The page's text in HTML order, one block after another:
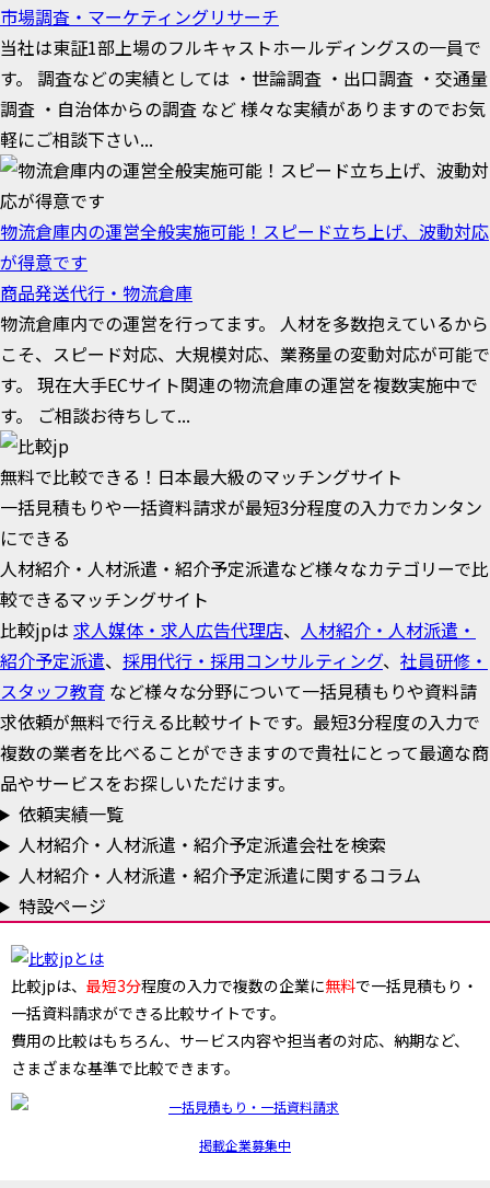
市場調査・マーケティングリサーチ
当社は東証1部上場のフルキャストホールディングスの一員で
す。 調査などの実績としては ・世論調査 ・出口調査 ・交通量
調査 ・自治体からの調査 など 様々な実績がありますのでお気
軽にご相談下さい...
物流倉庫内の運営全般実施可能！スピード立ち上げ、波動対応
が得意です
商品発送代行・物流倉庫
物流倉庫内での運営を行ってます。 人材を多数抱えているから
こそ、スピード対応、大規模対応、業務量の変動対応が可能で
す。 現在大手ECサイト関連の物流倉庫の運営を複数実施中で
す。 ご相談お待ちして...
無料で比較できる！日本最大級のマッチングサイト
一括見積もりや一括資料請求が最短3分程度の入力でカンタン
にできる
人材紹介・人材派遣・紹介予定派遣など様々なカテゴリーで比
較できるマッチングサイト
比較jpは 求人媒体・求人広告代理店、 人材紹介・人材派遣・
紹介予定派遣、 採用代行・採用コンサルティング、 社員研修・
スタッフ教育 など様々な分野について一括見積もりや資料請
求依頼が無料で行える比較サイトです。最短3分程度の入力で
複数の業者を比べることができますので貴社にとって最適な商
品やサービスをお探しいただけます。
依頼実績一覧
人材紹介・人材派遣・紹介予定派遣会社を検索
人材紹介・人材派遣・紹介予定派遣に関するコラム
特設ページ
比較jpは、 最短3分程度の入力で複数の企業に無料で一括見積もり・
一括資料請求ができる比較サイトです。
費用の比較はもちろん、サービス内容や担当者の対応、納期など、
さまざまな基準で比較できます。
掲載企業募集中